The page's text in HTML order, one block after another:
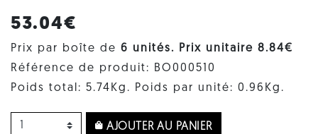
53.04€
Prix par boîte de 6 unités. Prix ​​unitaire 8.84€
Référence de produit: BO000510
Poids total: 5.74Kg. Poids par unité: 0.96Kg.
AJOUTER AU PANIER